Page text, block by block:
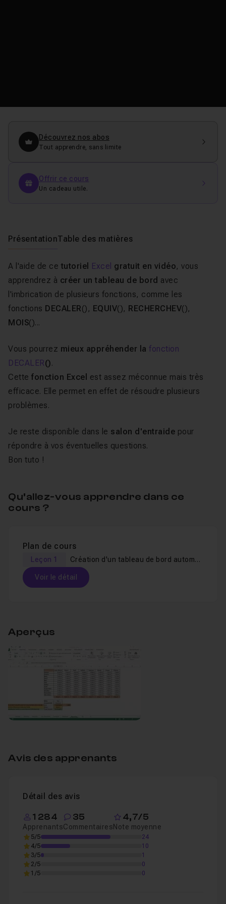
Découvrez nos abos
Tout apprendre, sans limite
Offrir ce cours
Un cadeau utile.
PrésentationTable des matières
A l'aide de ce tutoriel Excel gratuit en vidéo, vous
apprendrez à créer un tableau de bord avec
l'imbrication de plusieurs fonctions, comme les
fonctions DECALER(), EQUIV(), RECHERCHEV(),
MOIS()...
Vous pourrez mieux appréhender la fonction
DECALER().
Cette fonction Excel est assez méconnue mais très
efficace. Elle permet en effet de résoudre plusieurs
problèmes.
Je reste disponible dans le salon d'entraide pour
répondre à vos éventuelles questions.
Bon tuto !
Qu’allez-vous apprendre dans ce
cours ?
Plan de cours
Leçon 1 Création d'un tableau de bord automatisé
Voir le détail
Aperçus
Avis des apprenants
Détail des avis
1 284
Apprenants
35
Commentaires
4,7/5
Note moyenne
5/5
24
4/5
10
3/5
1
2/5
0
1/5
0